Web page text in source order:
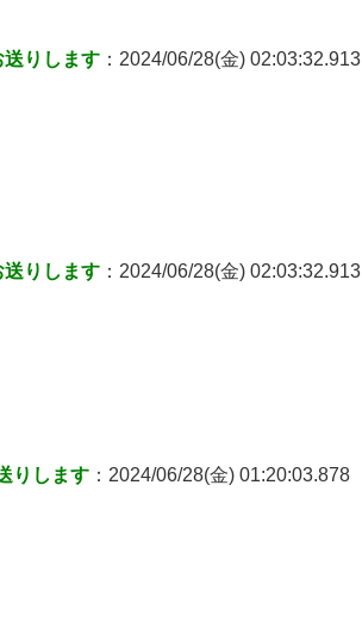
送りします ：2024/06/28(金) 02:03:32.913
送りします ：2024/06/28(金) 02:03:32.913
りします ：2024/06/28(金) 01:20:03.878